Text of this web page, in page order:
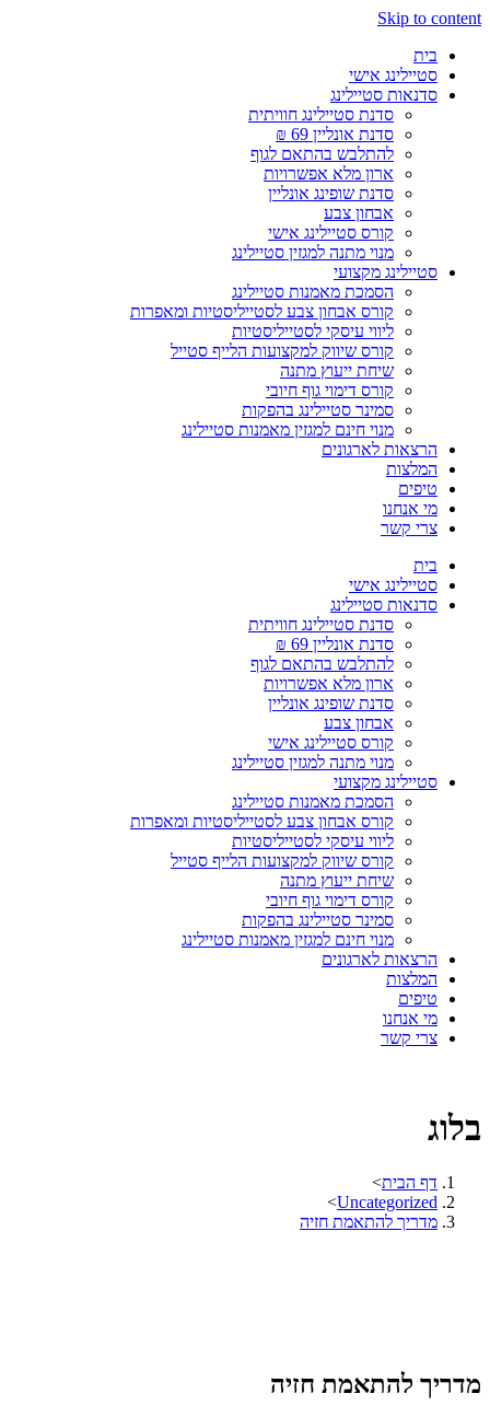
Skip to content
בית
סטיילינג אישי
סדנאות סטיילינג
סדנת סטיילינג חוויתית
סדנת אונליין 69 ₪
להתלבש בהתאם לגוף
ארון מלא אפשרויות
סדנת שופינג אונליין
אבחון צבע
קורס סטיילינג אישי
מנוי מתנה למגזין סטיילינג
סטיילינג מקצועי
הסמכת מאמנות סטיילינג
קורס אבחון צבע לסטייליסטיות ומאפרות
ליווי עיסקי לסטייליסטיות
קורס שיווק למקצועות הלייף סטייל
שיחת ייעוץ מתנה
קורס דימוי גוף חיובי
סמינר סטיילינג בהפקות
מנוי חינם למגזין מאמנות סטיילינג
הרצאות לארגונים
המלצות
טיפים
מי אנחנו
צרי קשר
בית
סטיילינג אישי
סדנאות סטיילינג
סדנת סטיילינג חוויתית
סדנת אונליין 69 ₪
להתלבש בהתאם לגוף
ארון מלא אפשרויות
סדנת שופינג אונליין
אבחון צבע
קורס סטיילינג אישי
מנוי מתנה למגזין סטיילינג
סטיילינג מקצועי
הסמכת מאמנות סטיילינג
קורס אבחון צבע לסטייליסטיות ומאפרות
ליווי עיסקי לסטייליסטיות
קורס שיווק למקצועות הלייף סטייל
שיחת ייעוץ מתנה
קורס דימוי גוף חיובי
סמינר סטיילינג בהפקות
מנוי חינם למגזין מאמנות סטיילינג
הרצאות לארגונים
המלצות
טיפים
מי אנחנו
צרי קשר
בלוג
דף הבית>
Uncategorized
>
מדריך להתאמת חזיה
מדריך להתאמת חזיה